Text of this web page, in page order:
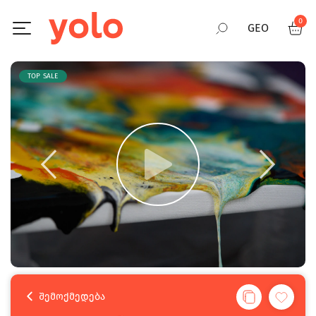
GEO
RUS
ENG
0
TOP SALE
შემოქმედება